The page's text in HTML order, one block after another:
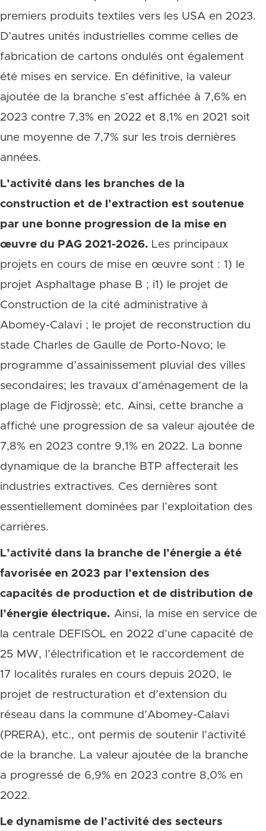
premiers produits textiles vers les USA en 2023.
D’autres unités industrielles comme celles de
fabrication de cartons ondulés ont également
été mises en service. En définitive, la valeur
ajoutée de la branche s’est affichée à 7,6% en
2023 contre 7,3% en 2022 et 8,1% en 2021 soit
une moyenne de 7,7% sur les trois dernières
années.
L’activité dans les branches de la
construction et de l’extraction est soutenue
par une bonne progression de la mise en
œuvre du PAG 2021-2026. Les principaux
projets en cours de mise en œuvre sont : 1) le
projet Asphaltage phase B ; i1) le projet de
Construction de la cité administrative à
Abomey-Calavi ; le projet de reconstruction du
stade Charles de Gaulle de Porto-Novo; le
programme d’assainissement pluvial des villes
secondaires; les travaux d’aménagement de la
plage de Fidjrossè; etc. Ainsi, cette branche a
affiché une progression de sa valeur ajoutée de
7,8% en 2023 contre 9,1% en 2022. La bonne
dynamique de la branche BTP affecterait les
industries extractives. Ces dernières sont
essentiellement dominées par l’exploitation des
carrières.
L’activité dans la branche de l’énergie a été
favorisée en 2023 par l’extension des
capacités de production et de distribution de
l’énergie électrique. Ainsi, la mise en service de
la centrale DEFISOL en 2022 d’une capacité de
25 MW, l’électrification et le raccordement de
17 localités rurales en cours depuis 2020, le
projet de restructuration et d’extension du
réseau dans la commune d’Abomey-Calavi
(PRERA), etc., ont permis de soutenir l’activité
de la branche. La valeur ajoutée de la branche
a progressé de 6,9% en 2023 contre 8,0% en
2022.
Le dynamisme de l’activité des secteurs